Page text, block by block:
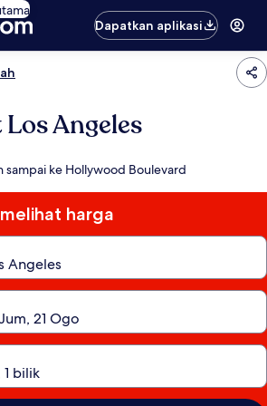
Dapatkan aplikasi
Angeles
ke Hollywood Boulevard
harga